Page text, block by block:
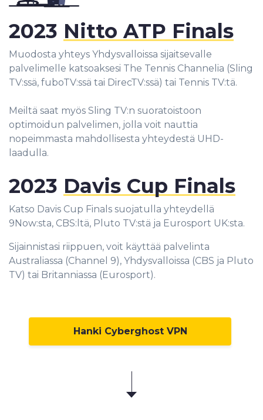
2023 Nitto ATP Finals
Muodosta yhteys Yhdysvalloissa sijaitsevalle
palvelimelle katsoaksesi The Tennis Channelia (Sling
TV:ssä, fuboTV:ssä tai DirecTV:ssä) tai Tennis TV:tä.
Meiltä saat myös Sling TV:n suoratoistoon
optimoidun palvelimen, jolla voit nauttia
nopeimmasta mahdollisesta yhteydestä UHD-
laadulla.
2023 Davis Cup Finals
Katso Davis Cup Finals suojatulla yhteydellä
9Now:sta, CBS:ltä, Pluto TV:stä ja Eurosport UK:sta.
Sijainnistasi riippuen, voit käyttää palvelinta
Australiassa (Channel 9), Yhdysvalloissa (CBS ja Pluto
TV) tai Britanniassa (Eurosport).
Hanki Cyberghost VPN